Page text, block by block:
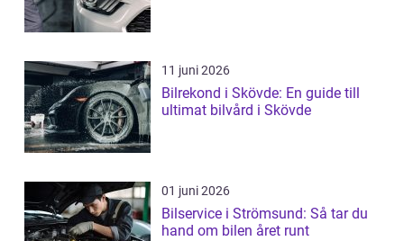
11 juni 2026
Bilrekond i Skövde: En guide till
ultimat bilvård i Skövde
01 juni 2026
Bilservice i Strömsund: Så tar du
hand om bilen året runt